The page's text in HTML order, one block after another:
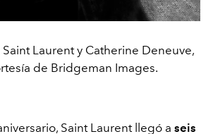
Saint Laurent y Catherine Deneuve,
de Bridgeman Images.
Saint Laurent llegó a seis